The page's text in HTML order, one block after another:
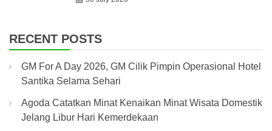
RECENT POSTS
GM For A Day 2026, GM Cilik Pimpin Operasional Hotel
Santika Selama Sehari
Agoda Catatkan Minat Kenaikan Minat Wisata Domestik
Jelang Libur Hari Kemerdekaan